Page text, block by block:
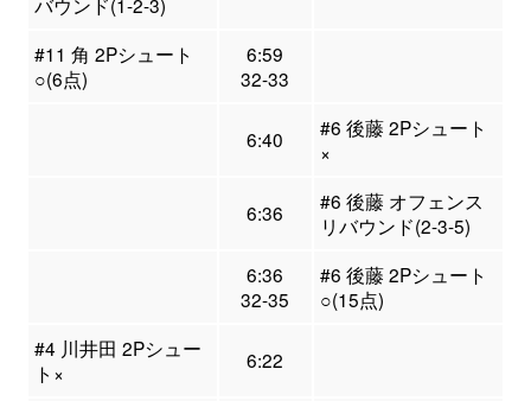
#11 角 2Pシュート
○(6点)
6:59
32-33
6:40
#6 後藤 2Pシュート
×
6:36
#6 後藤 オフェンス
リバウンド(2-3-5)
6:36
32-35
#6 後藤 2Pシュート
○(15点)
#4 川井田 2Pシュー
ト×
6:22